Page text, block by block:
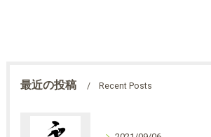
最近の投稿 Recent Posts